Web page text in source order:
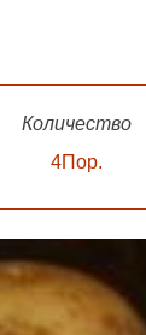
Количество
4Пор.